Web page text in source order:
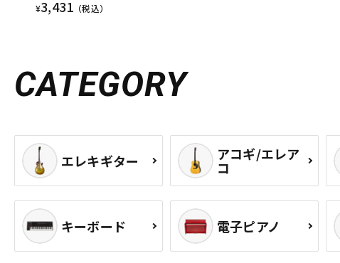
¥3,431 （税込）
CATEGORY
エレキギター アコギ/エレア
コ
キーボード 電子ピアノ